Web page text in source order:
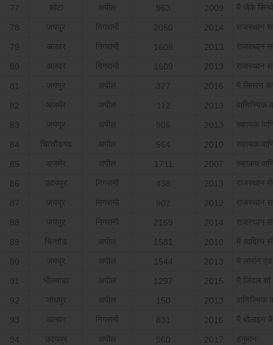
77 कोटा अपील 963 2009 मै जेके
78 जयपुर निगरानी 2050 2014 राजस्‍थान
79 अलवर निगरानी 1608 2013 राजस्‍थान
80 अलवर निगरानी 1609 2013 राजस्‍थान
81 जयपुर अपील 377 2016 मै सिमरन
82 अजमेर अपील 112 2013 वाणिज्यिक
83 जयपुर अपील 905 2013 सहायक
84 चित्‍तौडगढ अपील 564 2010 सहायक
85 अजमेर अपील 1711 2007 सहाकय
86 उदयपुर निगरानी 438 2013 राजस्‍थान
87 जयपुर निगरानी 902 2012 राजस्‍थान
88 जयपुर निगरानी 2169 2014 राजस्‍थान
89 चित्‍तौड अपील 1581 2010 मै आदित्‍य
90 जयपुर अपील 1544 2013 मै लार्सन एंड
91 भीलवाडा अपील 1297 2015 मै जिंदल शॉ
92 जोधपुर अपील 150 2013 वाणिज्यिक
93 अलवर निगरानी 831 2016 मै बोलाइन
94 उदयपुर अपील 960 2017 हनुमान